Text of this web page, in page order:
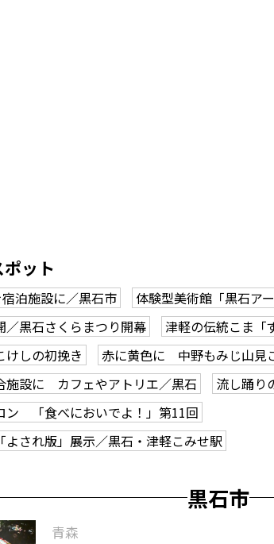
ット
泊施設に／黒石市
体験型美術館「黒石ア
／黒石さくらまつり開幕
津軽の伝統こま「
けしの初挽き
赤に黄色に 中野もみじ山見
施設に カフェやアトリエ／黒石
流し踊り
ン 「食べにおいでよ！」第11回
よされ版」展示／黒石・津軽こみせ駅
黒石市
青森